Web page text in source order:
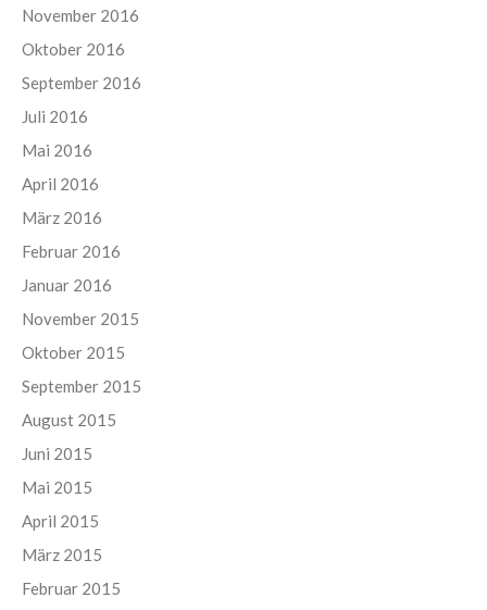
November 2016
Oktober 2016
September 2016
Juli 2016
Mai 2016
April 2016
März 2016
Februar 2016
Januar 2016
November 2015
Oktober 2015
September 2015
August 2015
Juni 2015
Mai 2015
April 2015
März 2015
Februar 2015